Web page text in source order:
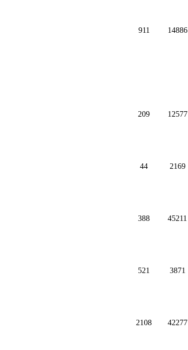
911 14886
209 12577
44 2169
388 45211
521 3871
2108 42277